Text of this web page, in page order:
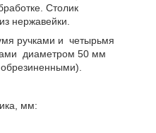
Столик
нержавейки.
ручками и четырьмя
диаметром 50 мм
мм: